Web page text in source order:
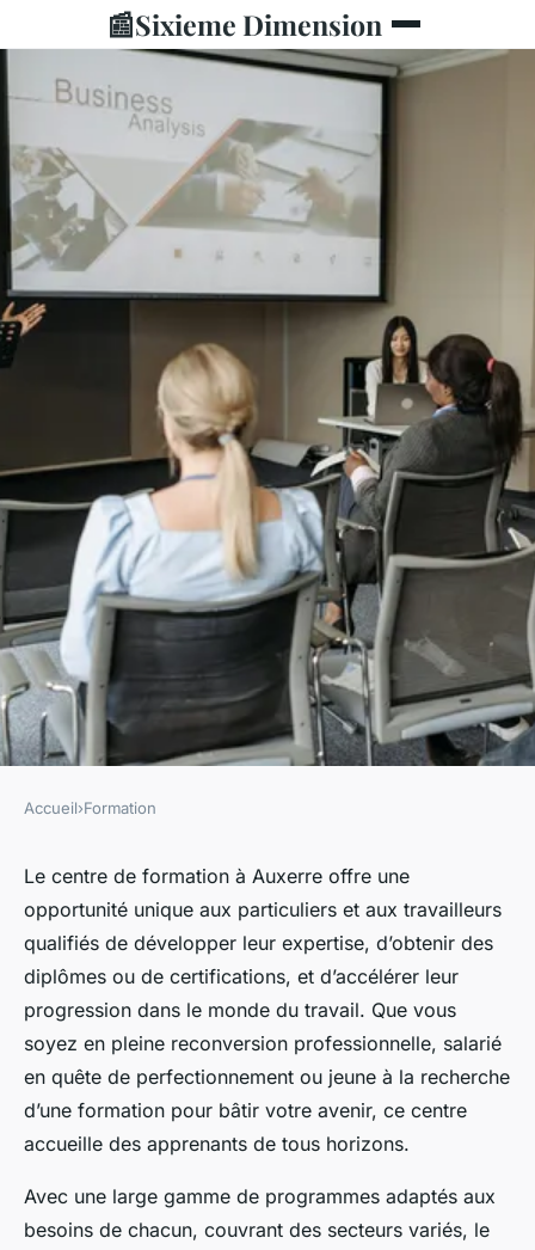
📰Sixieme Dimension
Centre de formation à Auxerre
: des programmes adaptés à
tous les niveaux
Valentine•24 octobre 2024•10 min de lecture
Accueil›Formation
Le centre de formation à Auxerre offre une
opportunité unique aux particuliers et aux travailleurs
qualifiés de développer leur expertise, d’obtenir des
diplômes ou de certifications, et d’accélérer leur
progression dans le monde du travail. Que vous
soyez en pleine reconversion professionnelle, salarié
en quête de perfectionnement ou jeune à la recherche
d’une formation pour bâtir votre avenir, ce centre
accueille des apprenants de tous horizons.
Avec une large gamme de programmes adaptés aux
besoins de chacun, couvrant des secteurs variés, le